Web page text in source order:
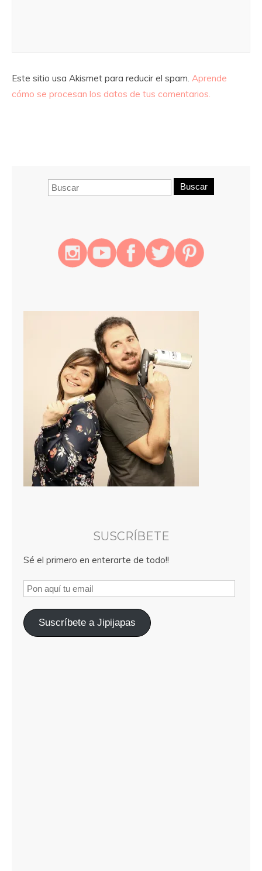
Este sitio usa Akismet para reducir el spam. Aprende
cómo se procesan los datos de tus comentarios.
Buscar
SUSCRÍBETE
Sé el primero en enterarte de todo!!
Suscríbete a Jipijapas